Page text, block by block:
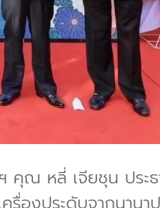
คุณ หลี่ เจียชุน ประธ
องประดับจากนานา